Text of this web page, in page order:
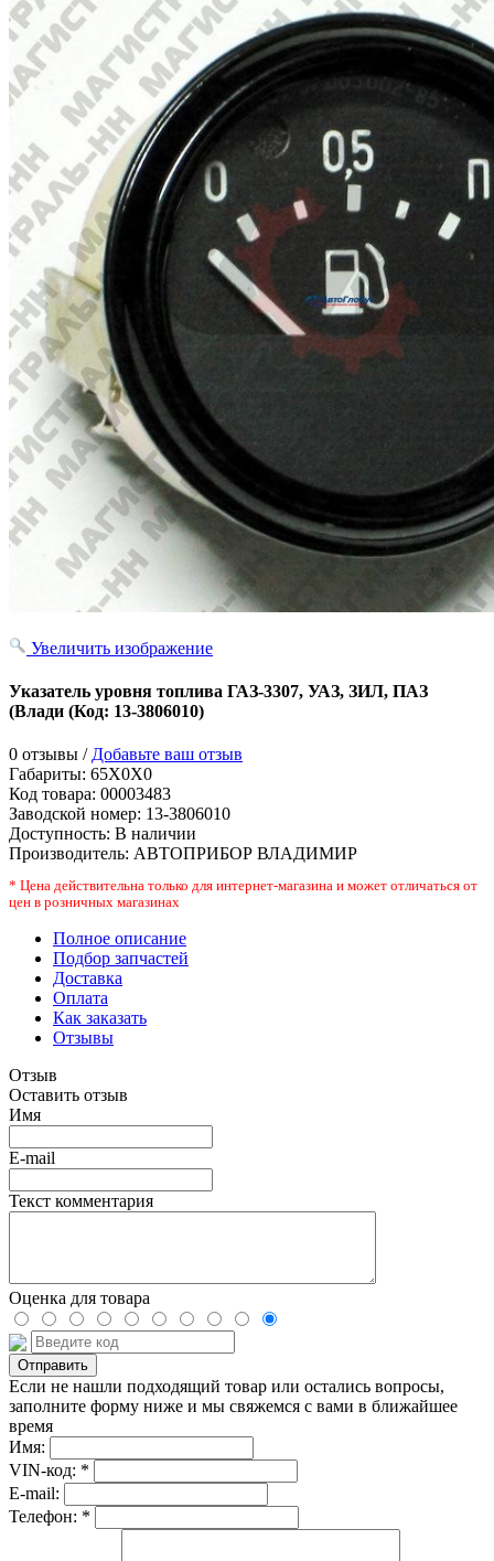
Увеличить изображение
Указатель уровня топлива ГАЗ-3307, УАЗ, ЗИЛ, ПАЗ
(Влади (Код: 13-3806010)
0 отзывы / Добавьте ваш отзыв
Габариты: 65X0X0
Код товара: 00003483
Заводской номер: 13-3806010
Доступность: В наличии
Производитель: АВТОПРИБОР ВЛАДИМИР
* Цена действительна только для интернет-магазина и может отличаться от
цен в розничных магазинах
Полное описание
Подбор запчастей
Доставка
Оплата
Как заказать
Отзывы
Отзыв
Оставить отзыв
Имя
E-mail
Текст комментария
Оценка для товара
Если не нашли подходящий товар или остались вопросы,
заполните форму ниже и мы свяжемся с вами в ближайшее
время
Имя:
VIN-код: *
E-mail:
Телефон: *